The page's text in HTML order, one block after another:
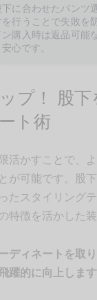
下に合わせたパンツ
行うことで失敗を
ン購入時は返品可能
安心です。
プ！ 股下
ト術
活かすことで、
が可能です。股
たスタイリング
特徴を活かした装
ディネートを取
躍的に向上します